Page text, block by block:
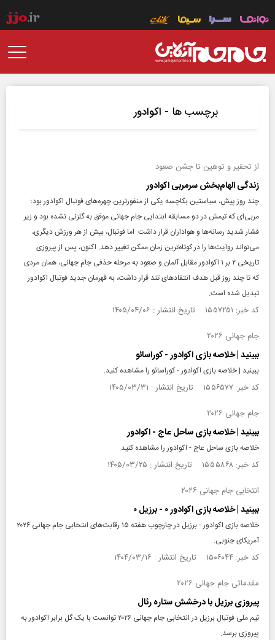
برچسب ها - اکوادور
از تحقیر و توهین تا جشن صعود
زندگی الهام‌بخش سرمربی اکوادور
چند روز پیش، سباستین بکاچسه یکی از منفورترین چهره‌های فوتبال اکوادور بود؛
مربی‌ای که تیمش در دو مسابقه ابتدایی جام جهانی موفق به گلزنی نشده بود و زیر
فشار شدید رسانه‌ها و هواداران قرار داشت. اما فوتبال، بیش از هر ورزش دیگری،
می‌تواند روایت‌ها را در کوتاه‌ترین زمان ممکن تغییر دهد. اکنون، پس از پیروزی
تاریخی ۲ بر ۱ اکوادور مقابل آلمان و صعود به مرحله حذفی جام جهانی، همان مردی
که تا چند روز قبل هدف انتقادهای تند قرار داشت، به قهرمان جدید فوتبال اکوادور
تبدیل شده است.
کد خبر: ۱۵۵۷۲۵۱ تاریخ انتشار : ۱۴۰۵/۰۴/۰۶
جام جهانی ۲۰۲۶
ببینید | خلاصه بازی اکوادور - کوراسائو
ببینید | خلاصه بازی اکوادور - کوراسائو را مشاهده کنید.
کد خبر: ۱۵۵۶۵۷۷ تاریخ انتشار : ۱۴۰۵/۰۳/۳۱
جام جهانی ۲۰۲۶
ببینید | خلاصه بازی ساحل عاج - اکوادور
خلاصه بازی ساحل عاج - اکوادور را مشاهده کنید.
کد خبر: ۱۵۵۵۸۶۸ تاریخ انتشار : ۱۴۰۵/۰۳/۲۵
انتخابی جام جهانی ۲۰۲۶
ببینید | خلاصه بازی اکوادور ۰ - برزیل ۰
خلاصه بازی اکوادور - برزیل در چارچوب هفته ۱۵ رقابت‌های انتخابی جام جهانی ۲۰۲۶
آمریکای‌ جنوبی.
کد خبر: ۱۵۰۶۰۴۴ تاریخ انتشار : ۱۴۰۴/۰۳/۱۶
مقدماتی جام جهانی ۲۰۲۶
پیروزی برزیل با درخشش ستاره رئال
تیم ملی فوتبال برزیل در انتخابی جام جهانی ۲۰۲۶ توانست با یک گل برابر اکوادور به
پیروزی برسد.